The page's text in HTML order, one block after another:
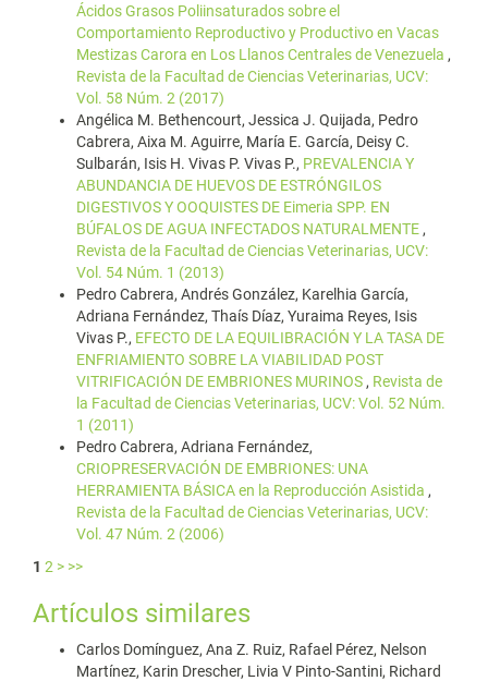
Ácidos Grasos Poliinsaturados sobre el
Comportamiento Reproductivo y Productivo en Vacas
Mestizas Carora en Los Llanos Centrales de Venezuela ,
Revista de la Facultad de Ciencias Veterinarias, UCV:
Vol. 58 Núm. 2 (2017)
Angélica M. Bethencourt, Jessica J. Quijada, Pedro
Cabrera, Aixa M. Aguirre, María E. García, Deisy C.
Sulbarán, Isis H. Vivas P. Vivas P., PREVALENCIA Y
ABUNDANCIA DE HUEVOS DE ESTRÓNGILOS
DIGESTIVOS Y OOQUISTES DE Eimeria SPP. EN
BÚFALOS DE AGUA INFECTADOS NATURALMENTE ,
Revista de la Facultad de Ciencias Veterinarias, UCV:
Vol. 54 Núm. 1 (2013)
Pedro Cabrera, Andrés González, Karelhia García,
Adriana Fernández, Thaís Díaz, Yuraima Reyes, Isis
Vivas P., EFECTO DE LA EQUILIBRACIÓN Y LA TASA DE
ENFRIAMIENTO SOBRE LA VIABILIDAD POST
VITRIFICACIÓN DE EMBRIONES MURINOS , Revista de
la Facultad de Ciencias Veterinarias, UCV: Vol. 52 Núm.
1 (2011)
Pedro Cabrera, Adriana Fernández,
CRIOPRESERVACIÓN DE EMBRIONES: UNA
HERRAMIENTA BÁSICA en la Reproducción Asistida ,
Revista de la Facultad de Ciencias Veterinarias, UCV:
Vol. 47 Núm. 2 (2006)
1 2 > >>
Artículos similares
Carlos Domínguez, Ana Z. Ruiz, Rafael Pérez, Nelson
Martínez, Karin Drescher, Livia V Pinto-Santini, Richard